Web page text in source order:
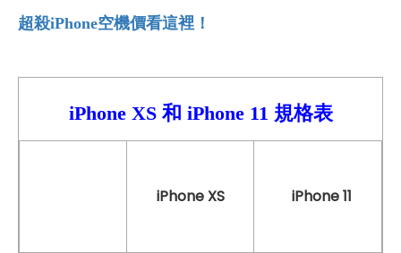
超殺iPhone空機價看這裡！
iPhone XS 和 iPhone 11 規格表
iPhone XS iPhone 11